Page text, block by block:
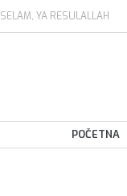
SELAM, YA RESULALLAH
POČETNA